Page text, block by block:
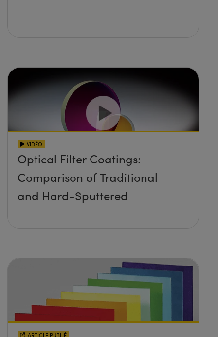
VIDÉO
Optical Filter Coatings:
Comparison of Traditional
and Hard-Sputtered
ARTICLE PUBLIÉ